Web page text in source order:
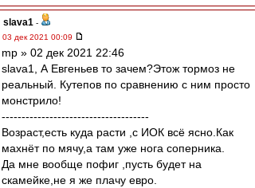
slava1 -
03 дек 2021 00:09
mp » 02 дек 2021 22:46
slava1, А Евгеньев то зачем?Этож тормоз не
реальный. Кутепов по сравнению с ним просто
монстрило!
-------------------------------------
Возраст,есть куда расти ,с ИОК всё ясно.Как
махнёт по мячу,а там уже нога соперника.
Да мне вообще пофиг ,пусть будет на
скамейке,не я же плачу евро.